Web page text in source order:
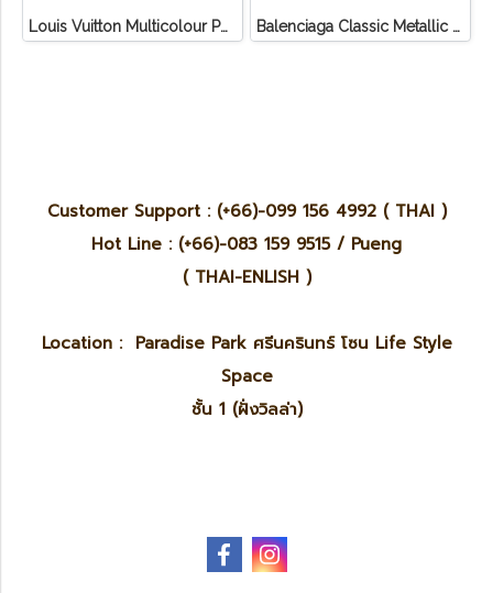
Louis Vuitton Multicolour Pochette Canvas Balenciaga Classic Metallic Edge City Bag
Customer Support : (+66)-099 156 4992 ( THAI )
Hot Line : (+66)-083 159 9515 / Pueng
( THAI-ENLISH )
Location : Paradise Park ศรีนครินทร์ โซน Life Style
Space
ชั้น 1 (ฝั่งวิลล่า)